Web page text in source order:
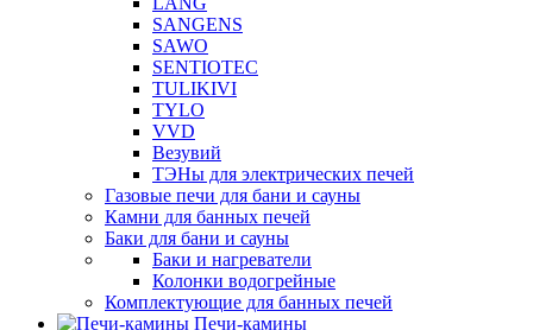
SANGENS
SAWO
SENTIOTEC
TULIKIVI
TYLO
VVD
Везувий
ТЭНы для электрических печей
Газовые печи для бани и сауны
Камни для банных печей
Баки для бани и сауны
Баки и нагреватели
Колонки водогрейные
Комплектующие для банных печей
Печи-камины